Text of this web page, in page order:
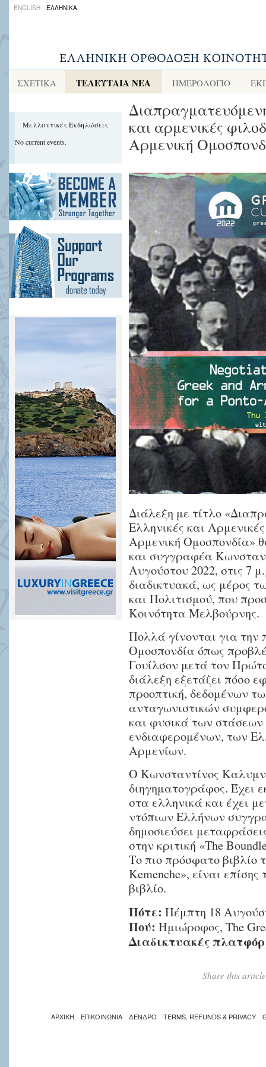
ENGLISH ΕΛΛΗΝΙΚΑ
ΣΧΕΤΙΚΑ ΤΕΛΕΥΤΑΙΑ ΝΕΑ ΗΜΕΡΟΛΟΓΙΟ
Μελλοντικές Εκδηλώσεις
No current events.
και αρμενικές
Αρμενική
Διάλεξη με τίτλο
Ελληνικές και
Αρμενική Ομοσπονδία»
και συγγραφέα
Αυγούστου 2022, στις 7
διαδικτυακά, ως μέρος
και Πολιτισμού, που
Κοινότητα Μελβούρνης.
Πολλά γίνονται για την
Ομοσπονδία όπως
Γουίλσον μετά τον
διάλεξη εξετάζει πόσο
προοπτική, δεδομένων
ανταγωνιστικών
και φυσικά των
ενδιαφερομένων, των
Αρμενίων.
Ο Κωνσταντίνος
διηγηματογράφος. Έχει
στα ελληνικά και έχει
ντόπιων Ελλήνων
δημοσιεύσει
στην κριτική «The
Το πιο πρόσφατο βιβλίο
Kemenche», είναι
βιβλίο.
Πότε: Πέμπτη 18
Πού: Ημιώροφος, The
Διαδικτυακές
Share this
ΑΡΧΙΚΗ ΕΠΙΚΟΙΝΩΝΙΑ ΔΕΝΔΡΟ TERMS, REFUNDS & PRIVACY